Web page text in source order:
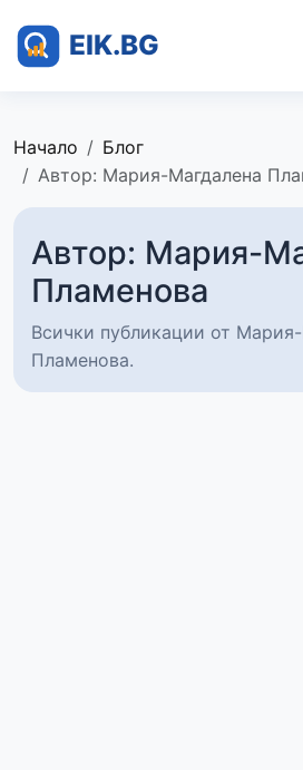
Начало
Блог
Автор: Мария-Магдалена
Автор: Мария-
Пламенова
Всички публикации от
Пламенова.